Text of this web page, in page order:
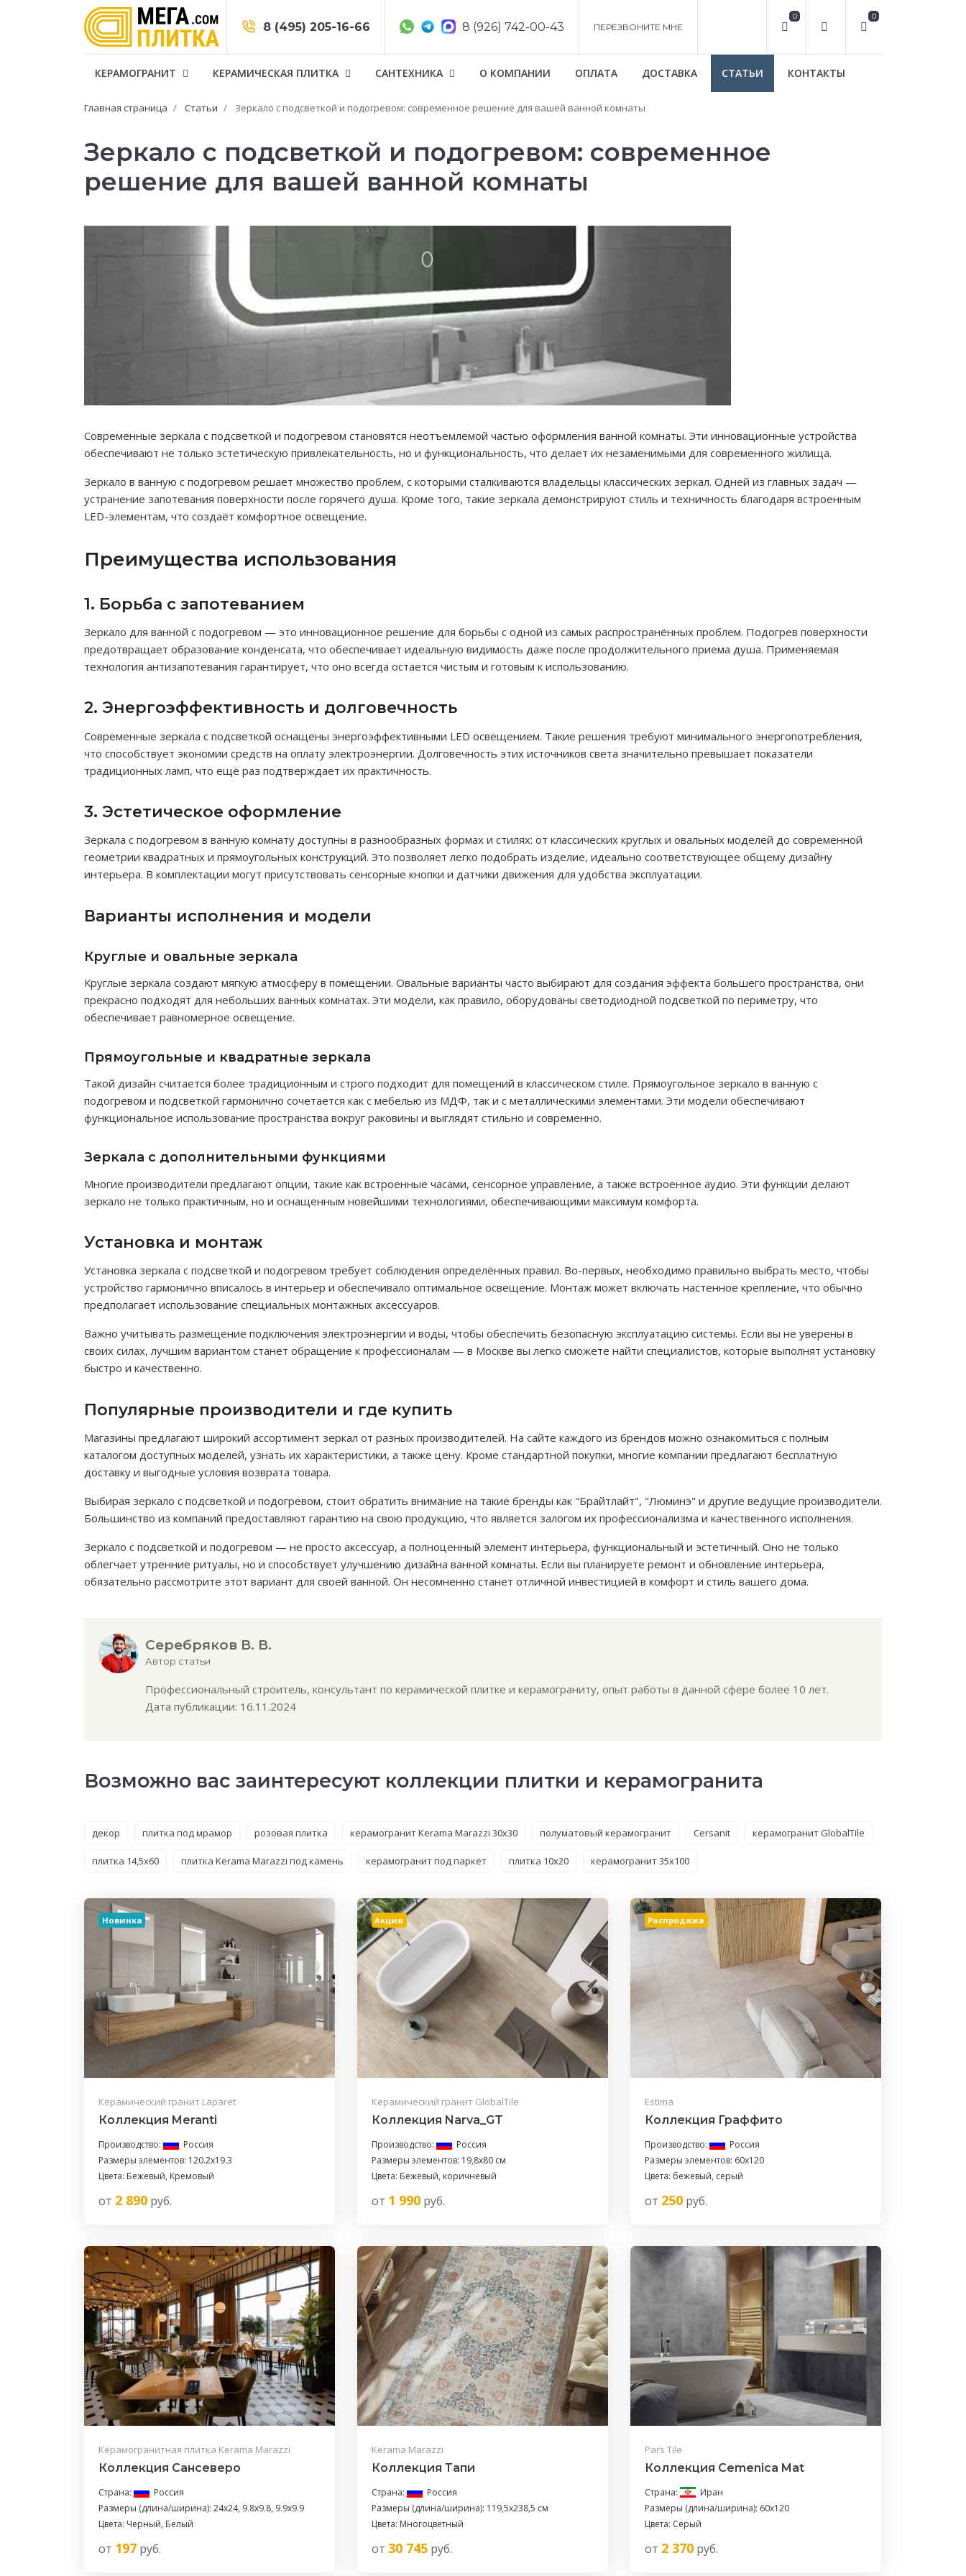
8 (495) 205-16-66 8 (926) 742-00-43 ПЕРЕЗВОНИТЕ МНЕ
0 0
КЕРАМОГРАНИТ КЕРАМИЧЕСКАЯ ПЛИТКА САНТЕХНИКА О КОМПАНИИ ОПЛАТА ДОСТАВКА СТАТЬИ КОНТАКТЫ
Главная страница Статьи Зеркало с подсветкой и подогревом: современное решение для вашей ванной комнаты
Зеркало с подсветкой и подогревом: современное
решение для вашей ванной комнаты
Современные зеркала с подсветкой и подогревом становятся неотъемлемой частью оформления ванной комнаты. Эти инновационные устройства
обеспечивают не только эстетическую привлекательность, но и функциональность, что делает их незаменимыми для современного жилища.
Зеркало в ванную с подогревом решает множество проблем, с которыми сталкиваются владельцы классических зеркал. Одней из главных задач —
устранение запотевания поверхности после горячего душа. Кроме того, такие зеркала демонстрируют стиль и техничность благодаря встроенным
LED-элементам, что создаёт комфортное освещение.
Преимущества использования
1. Борьба с запотеванием
Зеркало для ванной с подогревом — это инновационное решение для борьбы с одной из самых распространённых проблем. Подогрев поверхности
предотвращает образование конденсата, что обеспечивает идеальную видимость даже после продолжительного приема душа. Применяемая
технология антизапотевания гарантирует, что оно всегда остается чистым и готовым к использованию.
2. Энергоэффективность и долговечность
Современные зеркала с подсветкой оснащены энергоэффективными LED освещением. Такие решения требуют минимального энергопотребления,
что способствует экономии средств на оплату электроэнергии. Долговечность этих источников света значительно превышает показатели
традиционных ламп, что ещё раз подтверждает их практичность.
3. Эстетическое оформление
Зеркала с подогревом в ванную комнату доступны в разнообразных формах и стилях: от классических круглых и овальных моделей до современной
геометрии квадратных и прямоугольных конструкций. Это позволяет легко подобрать изделие, идеально соответствующее общему дизайну
интерьера. В комплектации могут присутствовать сенсорные кнопки и датчики движения для удобства эксплуатации.
Варианты исполнения и модели
Круглые и овальные зеркала
Круглые зеркала создают мягкую атмосферу в помещении. Овальные варианты часто выбирают для создания эффекта большего пространства, они
прекрасно подходят для небольших ванных комнатах. Эти модели, как правило, оборудованы светодиодной подсветкой по периметру, что
обеспечивает равномерное освещение.
Прямоугольные и квадратные зеркала
Такой дизайн считается более традиционным и строго подходит для помещений в классическом стиле. Прямоугольное зеркало в ванную с
подогревом и подсветкой гармонично сочетается как с мебелью из МДФ, так и с металлическими элементами. Эти модели обеспечивают
функциональное использование пространства вокруг раковины и выглядят стильно и современно.
Зеркала с дополнительными функциями
Многие производители предлагают опции, такие как встроенные часами, сенсорное управление, а также встроенное аудио. Эти функции делают
зеркало не только практичным, но и оснащенным новейшими технологиями, обеспечивающими максимум комфорта.
Установка и монтаж
Установка зеркала с подсветкой и подогревом требует соблюдения определённых правил. Во-первых, необходимо правильно выбрать место, чтобы
устройство гармонично вписалось в интерьер и обеспечивало оптимальное освещение. Монтаж может включать настенное крепление, что обычно
предполагает использование специальных монтажных аксессуаров.
Важно учитывать размещение подключения электроэнергии и воды, чтобы обеспечить безопасную эксплуатацию системы. Если вы не уверены в
своих силах, лучшим вариантом станет обращение к профессионалам — в Москве вы легко сможете найти специалистов, которые выполнят установку
быстро и качественно.
Популярные производители и где купить
Магазины предлагают широкий ассортимент зеркал от разных производителей. На сайте каждого из брендов можно ознакомиться с полным
каталогом доступных моделей, узнать их характеристики, а также цену. Кроме стандартной покупки, многие компании предлагают бесплатную
доставку и выгодные условия возврата товара.
Выбирая зеркало с подсветкой и подогревом, стоит обратить внимание на такие бренды как "Брайтлайт", "Люминэ" и другие ведущие производители.
Большинство из компаний предоставляют гарантию на свою продукцию, что является залогом их профессионализма и качественного исполнения.
Зеркало с подсветкой и подогревом — не просто аксессуар, а полноценный элемент интерьера, функциональный и эстетичный. Оно не только
облегчает утренние ритуалы, но и способствует улучшению дизайна ванной комнаты. Если вы планируете ремонт и обновление интерьера,
обязательно рассмотрите этот вариант для своей ванной. Он несомненно станет отличной инвестицией в комфорт и стиль вашего дома.
Серебряков В. В.
Автор статьи
Профессиональный строитель, консультант по керамической плитке и керамограниту, опыт работы в данной сфере более 10 лет.
Дата публикации: 16.11.2024
Возможно вас заинтересуют коллекции плитки и керамогранита
декор плитка под мрамор розовая плитка керамогранит Kerama Marazzi 30x30 полуматовый керамогранит Cersanit керамогранит GlobalTile
плитка 14,5x60 плитка Kerama Marazzi под камень керамогранит под паркет плитка 10x20 керамогранит 35x100
Новинка
Керамический гранит Laparet
Коллекция Meranti
Производство:
Россия
Размеры элементов: 120.2x19.3
Цвета: Бежевый, Кремовый
от 2 890 руб.
Акция
Керамический гранит GlobalTile
Коллекция Narva_GT
Производство:
Россия
Размеры элементов: 19,8x80 см
Цвета: Бежевый, коричневый
от 1 990руб.
Распродажа
Estima
Коллекция Граффито
Производство:
Россия
Размеры элементов: 60x120
Цвета: бежевый, серый
от 250руб.
Керамогранитная плитка Kerama Marazzi
Коллекция Сансеверо
Страна:
Россия
Размеры (длина/ширина): 24x24, 9.8x9.8, 9.9x9.9
Цвета: Черный, Белый
от 197 руб.
Kerama Marazzi
Коллекция Тапи
Страна:
Россия
Размеры (длина/ширина): 119,5x238,5 см
Цвета: Многоцветный
от 30 745руб.
Pars Tile
Коллекция Cemenica Mat
Страна:
Иран
Размеры (длина/ширина): 60x120
Цвета: Серый
от 2 370руб.